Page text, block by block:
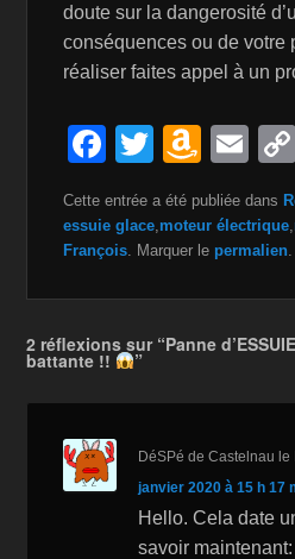
doute sur la dangerosité
conséquences ou de votre
réaliser faites appel à un
F
c
e
b
o
o
k
T
tt
er
A
a
z
o
n
is
h
Li
st
E
ail
Cette entrée a été publiée dans
essuie glace moteur électrique
François . Marquer le permalien
2 réflexions sur “Panne
battante !! ”
DéSPé de Castelnau le
janvier 2020 à 15 h 17
Hello. Cela date
savoir